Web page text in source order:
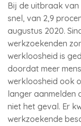
Bij de uitbraak
snel, van 2,9
augustus 2020.
werkzoekenden
werkloosheid is
doordat meer
werkloosheid ook
langer aanmelden
niet het geval. Er
werkzoekende